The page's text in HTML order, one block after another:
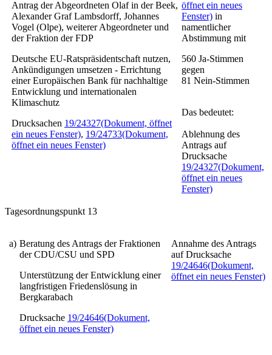
Antrag der Abgeordneten Olaf in der Beek,
Alexander Graf Lambsdorff, Johannes
Vogel (Olpe), weiterer Abgeordneter und
der Fraktion der FDP
Deutsche EU-Ratspräsidentschaft nutzen,
Ankündigungen umsetzen - Errichtung
einer Europäischen Bank für nachhaltige
Entwicklung und internationalen
Klimaschutz
Drucksachen 19/24327(Dokument, öffnet
ein neues Fenster), 19/24733(Dokument,
öffnet ein neues Fenster)
öffnet ein neues
Fenster) in
namentlicher
Abstimmung mit
560 Ja-Stimmen
gegen
81 Nein-Stimmen
Das bedeutet:
Ablehnung des
Antrags auf
Drucksache
19/24327(Dokument,
öffnet ein neues
Fenster)
Tagesordnungspunkt 13
a) Beratung des Antrags der Fraktionen
der CDU/CSU und SPD
Unterstützung der Entwicklung einer
langfristigen Friedenslösung in
Bergkarabach
Drucksache 19/24646(Dokument,
öffnet ein neues Fenster)
Annahme des Antrags
auf Drucksache
19/24646(Dokument,
öffnet ein neues Fenster)